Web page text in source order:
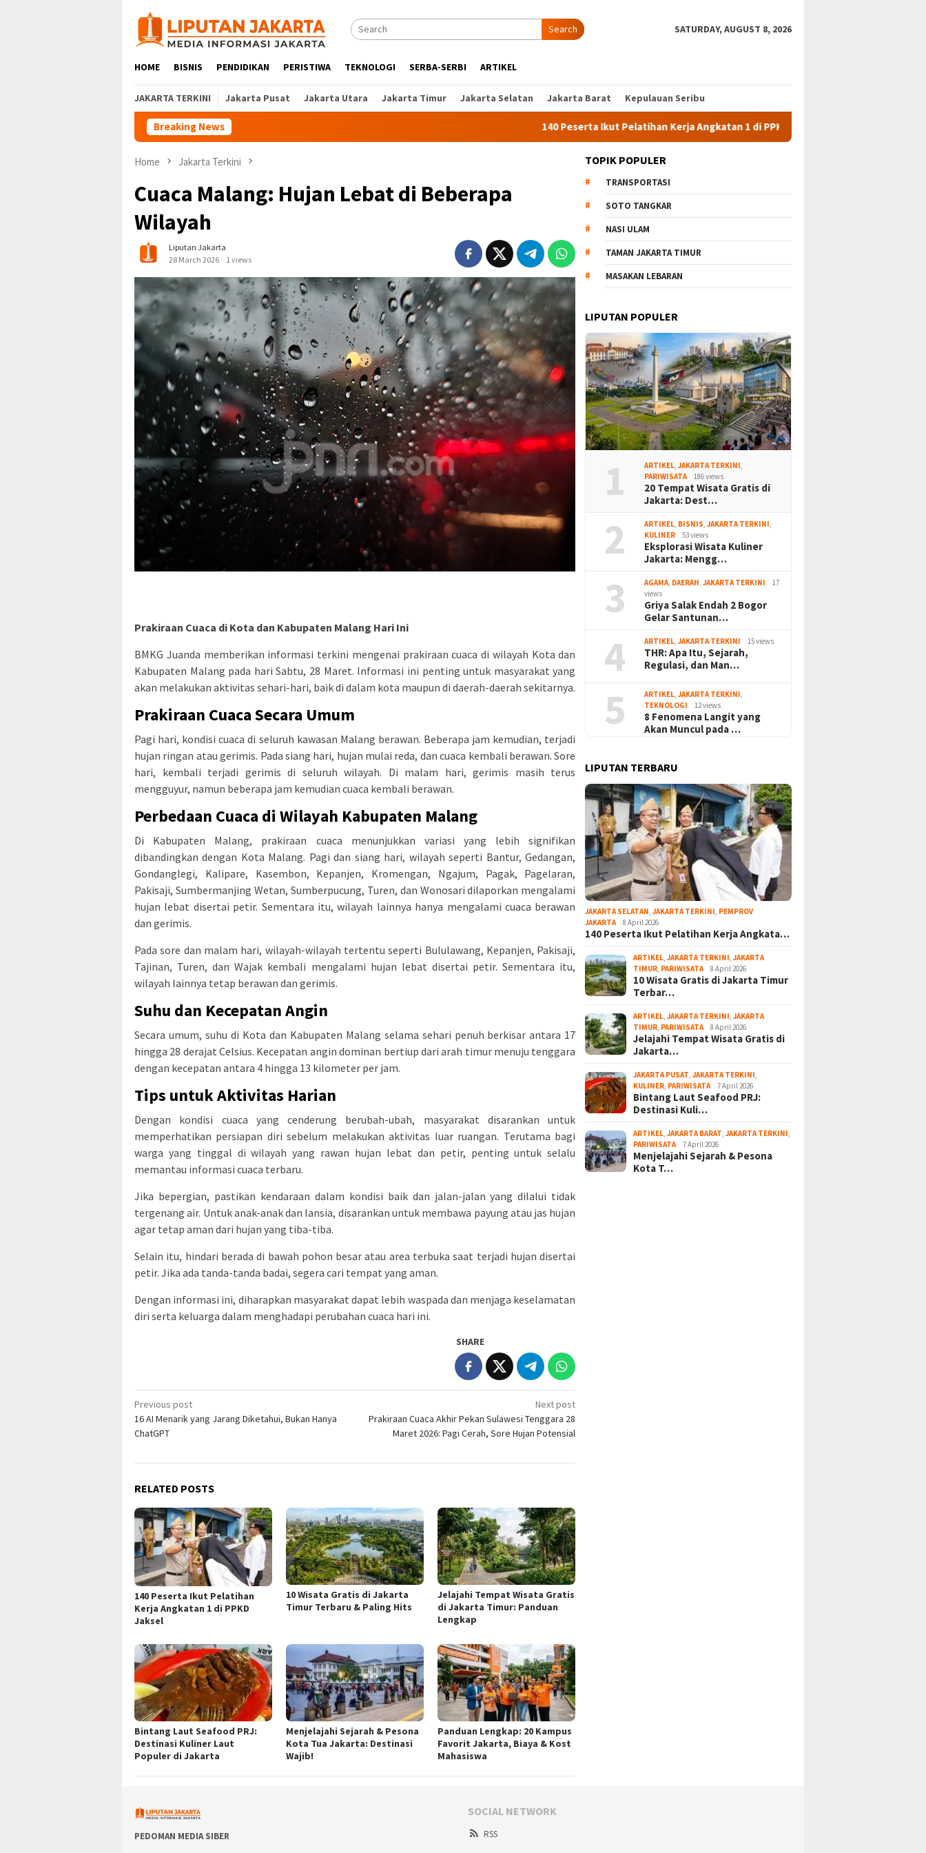
content
Search SATURDAY, AUGUST 8, 2026
HOME BISNIS PENDIDIKAN PERISTIWA TEKNOLOGI SERBA-SERBI ARTIKEL
JAKARTA TERKINI Jakarta Pusat Jakarta Utara Jakarta Timur Jakarta Selatan Jakarta Barat Kepulauan Seribu
Breaking News 140 Peserta Ikut Pelatihan Kerja Angkatan 1 di PPKD Jaksel
Home Jakarta Terkini
Cuaca Malang: Hujan Lebat di Beberapa
Wilayah
Liputan Jakarta
28 March 2026
1 views
Prakiraan Cuaca di Kota dan Kabupaten Malang Hari Ini
BMKG Juanda memberikan informasi terkini mengenai prakiraan cuaca di wilayah Kota dan
Kabupaten Malang pada hari Sabtu, 28 Maret. Informasi ini penting untuk masyarakat yang
akan melakukan aktivitas sehari-hari, baik di dalam kota maupun di daerah-daerah sekitarnya.
Prakiraan Cuaca Secara Umum
Pagi hari, kondisi cuaca di seluruh kawasan Malang berawan. Beberapa jam kemudian, terjadi
hujan ringan atau gerimis. Pada siang hari, hujan mulai reda, dan cuaca kembali berawan. Sore
hari, kembali terjadi gerimis di seluruh wilayah. Di malam hari, gerimis masih terus
mengguyur, namun beberapa jam kemudian cuaca kembali berawan.
Perbedaan Cuaca di Wilayah Kabupaten Malang
Di Kabupaten Malang, prakiraan cuaca menunjukkan variasi yang lebih signifikan
dibandingkan dengan Kota Malang. Pagi dan siang hari, wilayah seperti Bantur, Gedangan,
Gondanglegi, Kalipare, Kasembon, Kepanjen, Kromengan, Ngajum, Pagak, Pagelaran,
Pakisaji, Sumbermanjing Wetan, Sumberpucung, Turen, dan Wonosari dilaporkan mengalami
hujan lebat disertai petir. Sementara itu, wilayah lainnya hanya mengalami cuaca berawan
dan gerimis.
Pada sore dan malam hari, wilayah-wilayah tertentu seperti Bululawang, Kepanjen, Pakisaji,
Tajinan, Turen, dan Wajak kembali mengalami hujan lebat disertai petir. Sementara itu,
wilayah lainnya tetap berawan dan gerimis.
Suhu dan Kecepatan Angin
Secara umum, suhu di Kota dan Kabupaten Malang selama sehari penuh berkisar antara 17
hingga 28 derajat Celsius. Kecepatan angin dominan bertiup dari arah timur menuju tenggara
dengan kecepatan antara 4 hingga 13 kilometer per jam.
Tips untuk Aktivitas Harian
Dengan kondisi cuaca yang cenderung berubah-ubah, masyarakat disarankan untuk
memperhatikan persiapan diri sebelum melakukan aktivitas luar ruangan. Terutama bagi
warga yang tinggal di wilayah yang rawan hujan lebat dan petir, penting untuk selalu
memantau informasi cuaca terbaru.
Jika bepergian, pastikan kendaraan dalam kondisi baik dan jalan-jalan yang dilalui tidak
tergenang air. Untuk anak-anak dan lansia, disarankan untuk membawa payung atau jas hujan
agar tetap aman dari hujan yang tiba-tiba.
Selain itu, hindari berada di bawah pohon besar atau area terbuka saat terjadi hujan disertai
petir. Jika ada tanda-tanda badai, segera cari tempat yang aman.
Dengan informasi ini, diharapkan masyarakat dapat lebih waspada dan menjaga keselamatan
diri serta keluarga dalam menghadapi perubahan cuaca hari ini.
SHARE
Post
navigation
Previous post
16 AI Menarik yang Jarang Diketahui, Bukan Hanya
ChatGPT
Next post
Prakiraan Cuaca Akhir Pekan Sulawesi Tenggara 28
Maret 2026: Pagi Cerah, Sore Hujan Potensial
RELATED POSTS
140 Peserta Ikut Pelatihan
Kerja Angkatan 1 di PPKD
Jaksel
10 Wisata Gratis di Jakarta
Timur Terbaru & Paling Hits
Jelajahi Tempat Wisata Gratis
di Jakarta Timur: Panduan
Lengkap
Bintang Laut Seafood PRJ:
Destinasi Kuliner Laut
Populer di Jakarta
Menjelajahi Sejarah & Pesona
Kota Tua Jakarta: Destinasi
Wajib!
Panduan Lengkap: 20 Kampus
Favorit Jakarta, Biaya & Kost
Mahasiswa
TOPIK POPULER
TRANSPORTASI
SOTO TANGKAR
NASI ULAM
TAMAN JAKARTA TIMUR
MASAKAN LEBARAN
LIPUTAN POPULER
1 ARTIKEL ,JAKARTA TERKINI
PARIWISATA
186 views
20 Tempat Wisata Gratis di
Jakarta: Dest…
2 ARTIKEL BISNIS ,JAKARTA TERKINI
KULINER
53 views
Eksplorasi Wisata Kuliner
Jakarta: Mengg…
3 AGAMA DAERAH ,JAKARTA TERKINI
17
views
Griya Salak Endah 2 Bogor
Gelar Santunan…
4 ARTIKEL ,JAKARTA TERKINI 15 views
THR: Apa Itu, Sejarah,
Regulasi, dan Man…
5 ARTIKEL ,JAKARTA TERKINI
TEKNOLOGI
12 views
8 Fenomena Langit yang
Akan Muncul pada …
LIPUTAN TERBARU
JAKARTA SELATAN ,JAKARTA TERKINI PEMPROV
JAKARTA
8 April 2026
140 Peserta Ikut Pelatihan Kerja Angkata…
ARTIKEL ,JAKARTA TERKINI ,JAKARTA
TIMUR PARIWISATA 8 April 2026
10 Wisata Gratis di Jakarta Timur
Terbar…
ARTIKEL ,JAKARTA TERKINI ,JAKARTA
TIMUR PARIWISATA 8 April 2026
Jelajahi Tempat Wisata Gratis di
Jakarta…
JAKARTA PUSAT ,JAKARTA TERKINI
KULINER PARIWISATA 7 April 2026
Bintang Laut Seafood PRJ:
Destinasi Kuli…
ARTIKEL ,JAKARTA BARAT ,JAKARTA TERKINI
PARIWISATA
7 April 2026
Menjelajahi Sejarah & Pesona
Kota T…
PEDOMAN MEDIA SIBER
SOCIAL NETWORK
RSS